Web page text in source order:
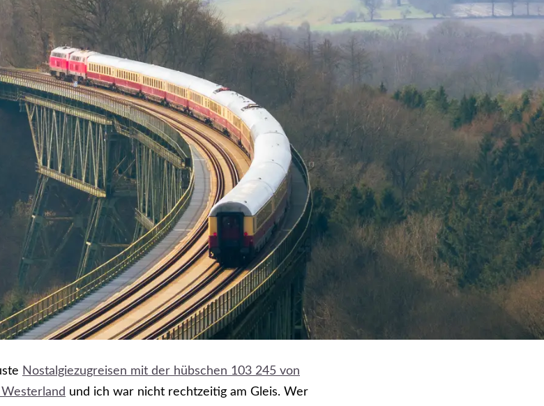
Nostalgiezugreisen mit der hübschen 103 245 von
und ich war nicht rechtzeitig am Gleis. Wer